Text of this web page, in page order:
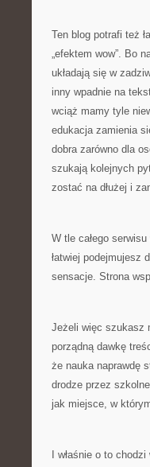
Ten blog potrafi też
„efektem wow”. Bo
układają się w
inny wpadnie na
wciąż mamy tyle
edukacja zamienia
dobra zarówno dla
szukają kolejnych
zostać na dłużej i
W tle całego
łatwiej podejmujesz
sensacje. Strona
Jeżeli więc szukasz
porządną dawkę
że nauka naprawdę
drodze przez
jak miejsce, w
I właśnie o to